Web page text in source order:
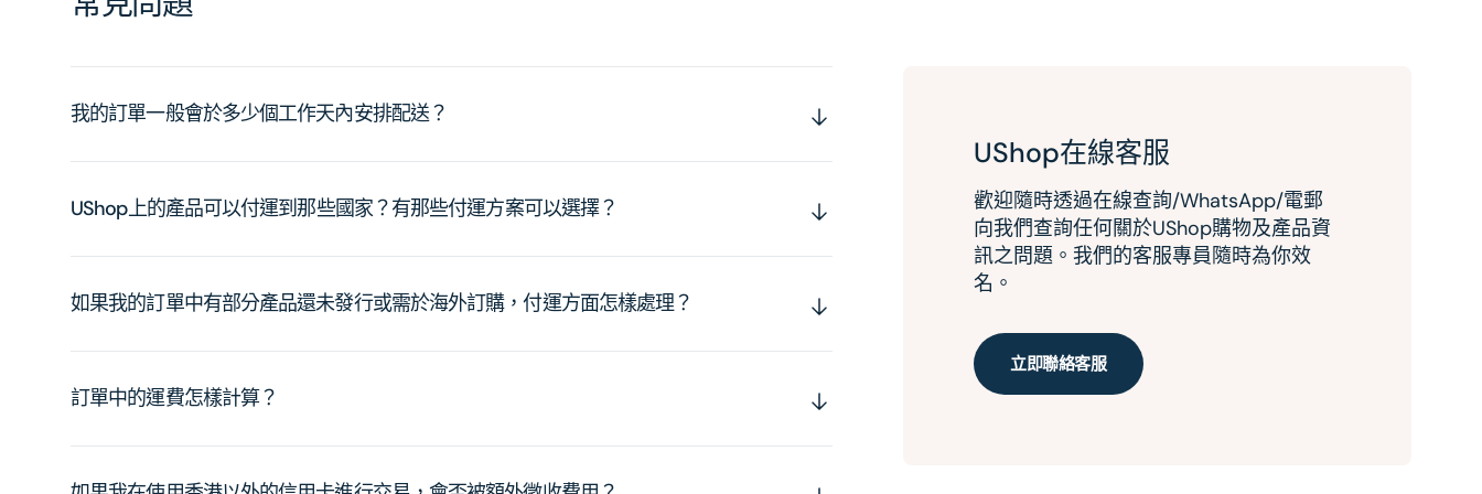
我的訂單一般會於多少個工作天內安排配送？
UShop上的產品可以付運到那些國家？有那些付運方案可以選擇？
如果我的訂單中有部分產品還未發行或需於海外訂購，付運方面怎樣處理？
訂單中的運費怎樣計算？
UShop在線客服
歡迎隨時透過在線查詢/WhatsApp/電郵
向我們查詢任何關於UShop購物及產品資
訊之問題。我們的客服專員隨時為你效
名。
立即聯絡客服